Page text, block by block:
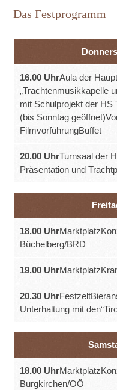
Das Festprogramm
16.00 UhrAula der
„Trachtenmusikkapelle
mit Schulprojekt der HS
(bis Sonntag
FilmvorführungBuffet
20.00 UhrTurnsaal der
Präsentation und
18.00 Uhr
Büchelberg/BRD
19.00 Uhr
20.30 Uhr
Unterhaltung mit
18.00 Uhr
Burgkirchen/OÖ